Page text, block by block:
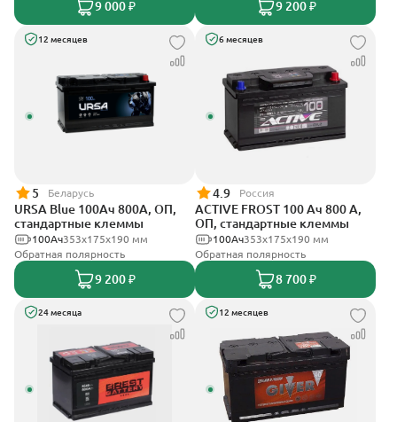
9 000 ₽ 9 200 ₽
12 месяцев
5 Беларусь
URSA Blue 100Ач 800А, ОП,
стандартные клеммы
353х175х190 мм
100Ач
Обратная полярность
9 200 ₽
6 месяцев
4.9 Россия
ACTIVE FROST 100 Ач 800 А,
ОП, стандартные клеммы
353х175х190 мм
100Ач
Обратная полярность
8 700 ₽
24 месяца 12 месяцев